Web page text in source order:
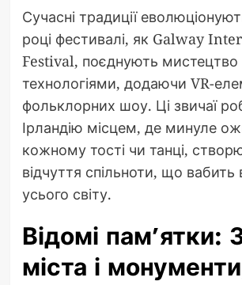
Сучасні традиції
році фестивалі, як Galway
Festival, поєднують мистецтво
технологіями, додаючи VR-
фольклорних шоу. Ці звичаї
Ірландію місцем, де минуле
кожному тості чи танці,
відчуття спільноти, що вабить
усього світу.
Відомі пам’ятки:
міста і